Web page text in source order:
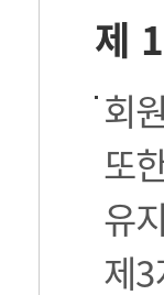
제
회
또
유
제